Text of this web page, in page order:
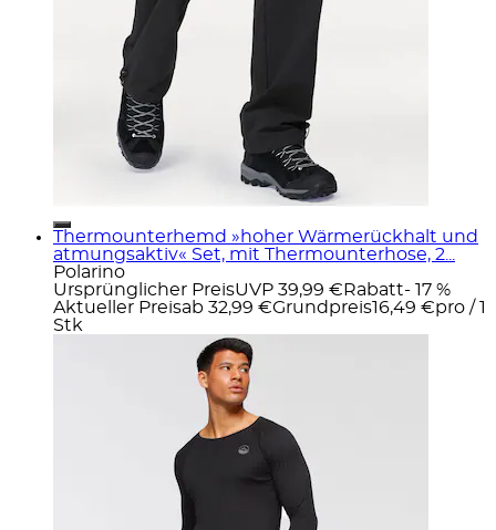
Thermounterhemd »hoher Wärmerückhalt und
atmungsaktiv« Set, mit Thermounterhose, 2...
Polarino
Ursprünglicher PreisUVP 39,99 € Rabatt- 17 %
Aktueller Preisab 32,99 €Grundpreis16,49 €pro / 1
Stk